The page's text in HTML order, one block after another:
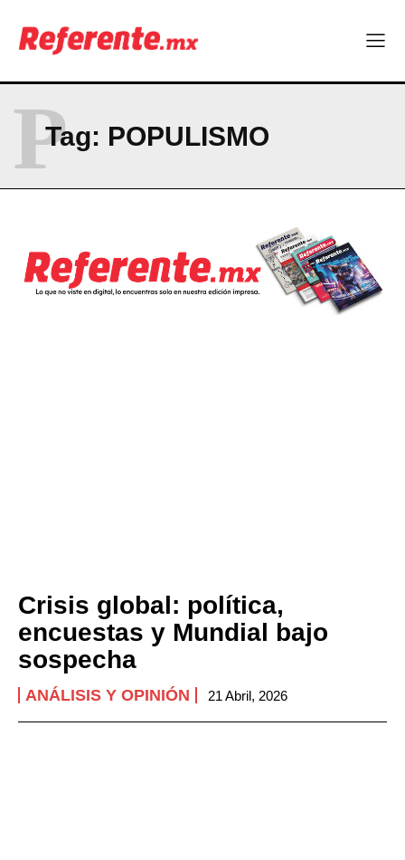
Tag: POPULISMO
P
Crisis global: política,
encuestas y Mundial bajo
sospecha
ANÁLISIS Y OPINIÓN 21 Abril, 2026